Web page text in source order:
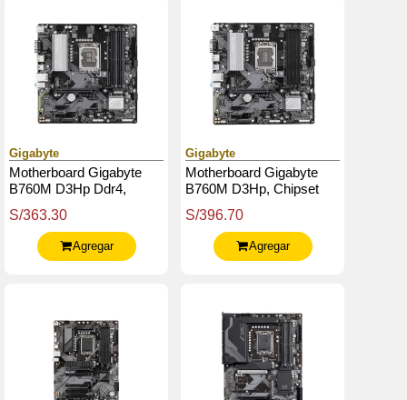
Gigabyte
Motherboard Gigabyte
B760M D3Hp Ddr4,
Lga1700, Matx
S/363.30
Agregar
Gigabyte
Motherboard Gigabyte
B760M D3Hp, Chipset
Micro Atx
S/396.70
Agregar